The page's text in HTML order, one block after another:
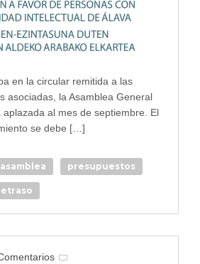
en la circular remitida a las
asociadas, la Asamblea General
aplazada al mes de septiembre. El
se debe […]
asamblea presupuestos